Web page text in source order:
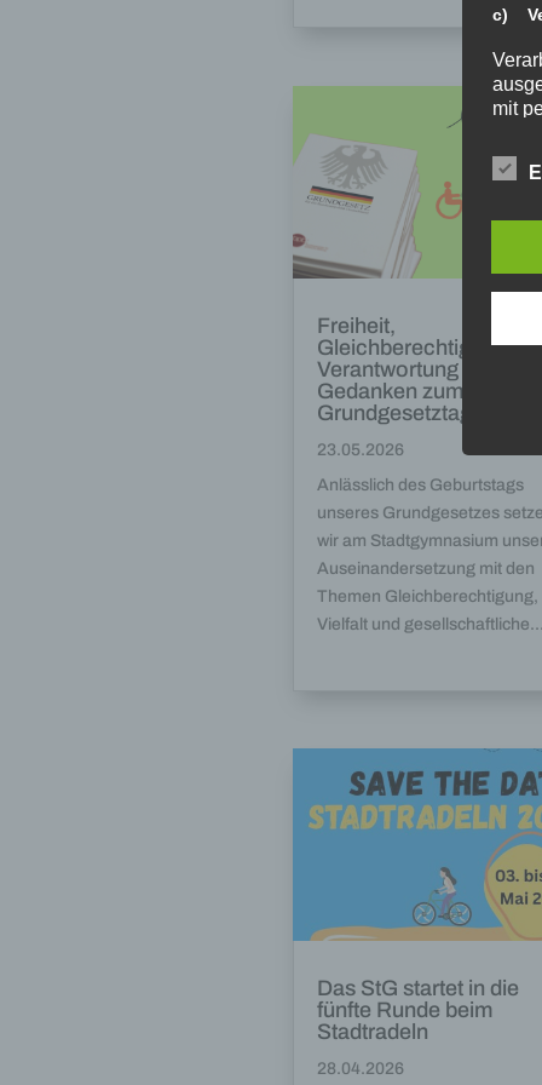
Freiheit,
Gleichberechtigung
Verantwortung –
Gedanken zum
Grundgesetztag
23.05.2026
Anlässlich des Geburtstags
unseres Grundgesetzes
wir am Stadtgymnasium
Auseinandersetzung mit den
Themen Gleichberechtigung,
Vielfalt und gesellschaftliche...
Das StG startet in die
fünfte Runde beim
Stadtradeln
28.04.2026
c)
mit
f)
g)
der